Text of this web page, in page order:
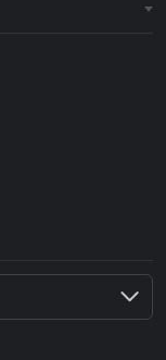
Key?